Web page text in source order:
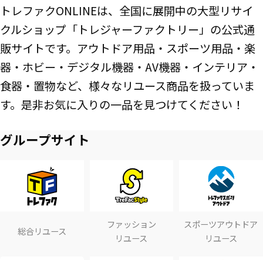
トレファクONLINEは、全国に展開中の大型リサイ
クルショップ「トレジャーファクトリー」の公式通
販サイトです。アウトドア用品・スポーツ用品・楽
器・ホビー・デジタル機器・AV機器・インテリア・
食器・置物など、様々なリユース商品を扱っていま
す。是非お気に入りの一品を見つけてください！
グループサイト
総合リユース
ファッション
リユース
スポーツアウトドア
リユース